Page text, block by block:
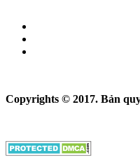
Copyrights © 2017. Bản